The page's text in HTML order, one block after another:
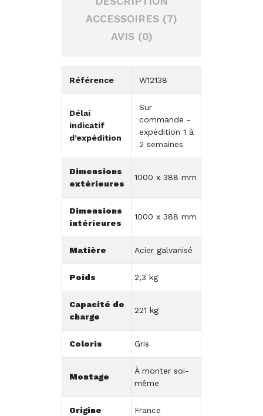
ACCESSOIRES (7)
AVIS (0)
Référence W12138
Délai
indicatif
d’expédition
Sur
commande -
expédition 1 à
2 semaines
Dimensions
extérieures
1000 x 388 mm
Dimensions
intérieures
1000 x 388 mm
Matière Acier galvanisé
Poids 2,3 kg
Capacité de
charge
221 kg
Coloris Gris
Montage
À monter soi-
même
Origine France